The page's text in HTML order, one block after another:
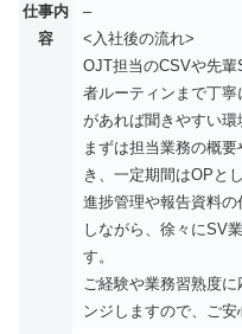
仕事内
容
–
<入社後の流れ>
OJT担当のCSVや先
者ルーティンまで丁
があれば聞きやすい環
まずは担当業務の概
き、一定期間はOPと
進捗管理や報告資料
しながら、徐々にSV
す。
ご経験や業務習熟度
ンジしますので、ご安